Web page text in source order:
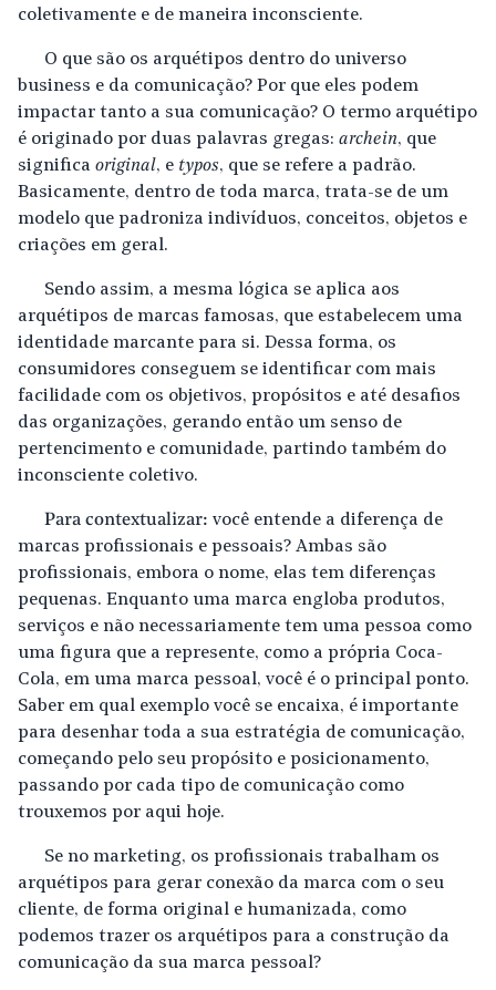
coletivamente e de maneira inconsciente.
O que são os arquétipos dentro do universo
business e da comunicação? Por que eles podem
impactar tanto a sua comunicação? O termo arquétipo
é originado por duas palavras gregas: archein, que
significa original, e typos, que se refere a padrão.
Basicamente, dentro de toda marca, trata-se de um
modelo que padroniza indivíduos, conceitos, objetos e
criações em geral.
Sendo assim, a mesma lógica se aplica aos
arquétipos de marcas famosas, que estabelecem uma
identidade marcante para si. Dessa forma, os
consumidores conseguem se identificar com mais
facilidade com os objetivos, propósitos e até desafios
das organizações, gerando então um senso de
pertencimento e comunidade, partindo também do
inconsciente coletivo.
Para contextualizar: você entende a diferença de
marcas profissionais e pessoais? Ambas são
profissionais, embora o nome, elas tem diferenças
pequenas. Enquanto uma marca engloba produtos,
serviços e não necessariamente tem uma pessoa como
uma figura que a represente, como a própria Coca-
Cola, em uma marca pessoal, você é o principal ponto.
Saber em qual exemplo você se encaixa, é importante
para desenhar toda a sua estratégia de comunicação,
começando pelo seu propósito e posicionamento,
passando por cada tipo de comunicação como
trouxemos por aqui hoje.
Se no marketing, os profissionais trabalham os
arquétipos para gerar conexão da marca com o seu
cliente, de forma original e humanizada, como
podemos trazer os arquétipos para a construção da
comunicação da sua marca pessoal?